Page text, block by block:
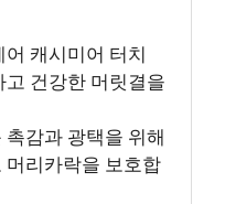
캐시미어 터치
건강한 머릿결을
감과 광택을 위해
리카락을 보호합